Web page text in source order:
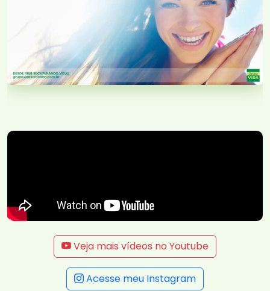
Veja mais vídeos no Youtube
Acesse meu Instagram